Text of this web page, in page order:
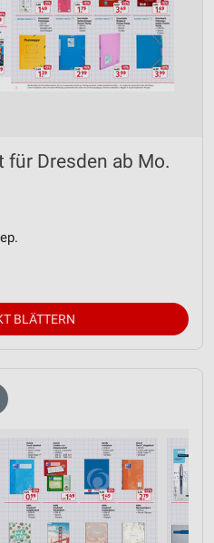
für Dresden ab Mo.
BLÄTTERN